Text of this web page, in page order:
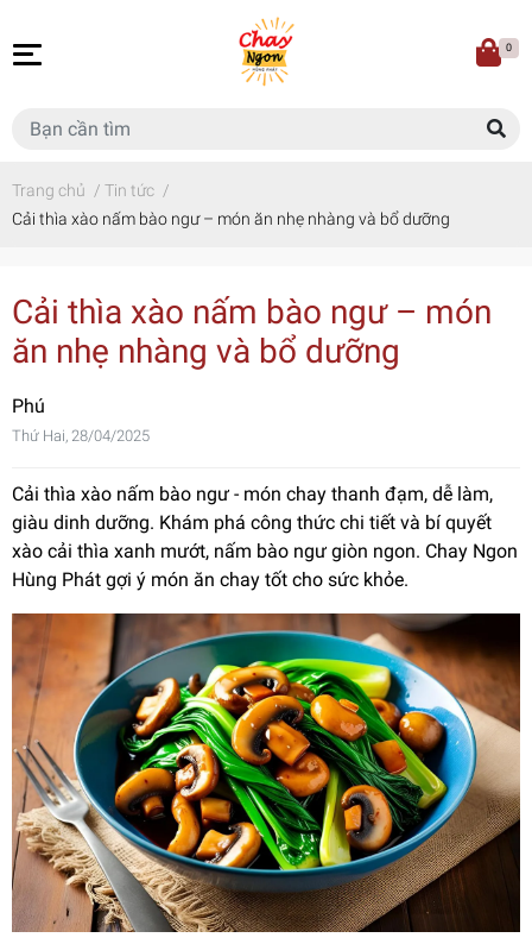
0
Trang chủ / Tin tức /
Cải thìa xào nấm bào ngư – món ăn nhẹ nhàng và bổ dưỡng
Cải thìa xào nấm bào ngư – món
ăn nhẹ nhàng và bổ dưỡng
Phú
Thứ Hai, 28/04/2025
Cải thìa xào nấm bào ngư - món chay thanh đạm, dễ làm,
giàu dinh dưỡng. Khám phá công thức chi tiết và bí quyết
xào cải thìa xanh mướt, nấm bào ngư giòn ngon. Chay Ngon
Hùng Phát gợi ý món ăn chay tốt cho sức khỏe.